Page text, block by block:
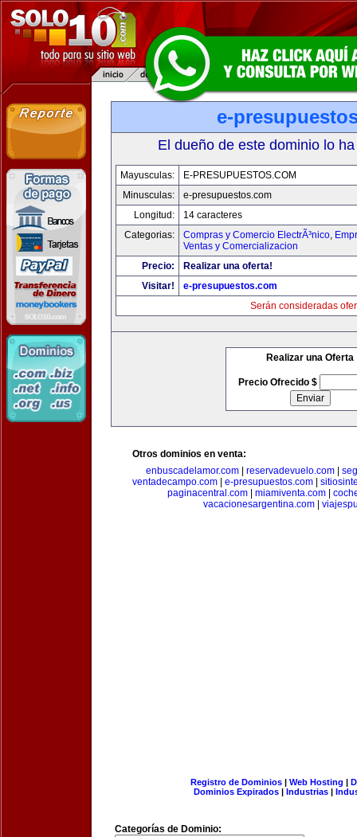
e-
El dueño de este dominio lo
Mayusculas:
E-PRESUPUESTOS.COM
Minusculas:
e-presupuestos.com
Longitud:
14 caracteres
Categorias:
Compras y Comercio ElectrÃ³nico,
Ventas y Comercializacion
Precio:
Realizar una oferta!
Visitar!
e-presupuestos.com
Serán consideradas
Realizar una Oferta
Precio Ofrecido $
Otros dominios en venta:
enbuscadelamor.com
reservadevuelo.com
ventadecampo.com
e-presupuestos.com
paginacentral.com| miamiventa.com|
vacacionesargentina.com
Registro de Dominios| Web Hosting |
Dominios Expirados | Industrias |
Categorías de Dominio: